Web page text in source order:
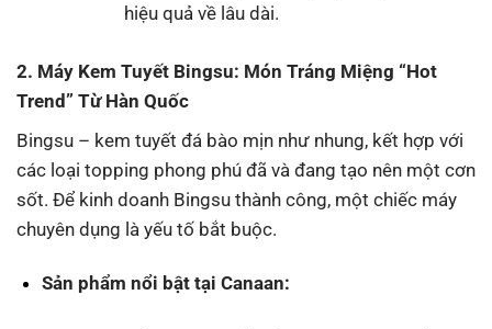
hiệu quả về lâu dài.
2. Máy Kem Tuyết Bingsu: Món Tráng Miệng “Hot
Trend” Từ Hàn Quốc
Bingsu – kem tuyết đá bào mịn như nhung, kết hợp với
các loại topping phong phú đã và đang tạo nên một cơn
sốt. Để kinh doanh Bingsu thành công, một chiếc máy
chuyên dụng là yếu tố bắt buộc.
Sản phẩm nổi bật tại Canaan: